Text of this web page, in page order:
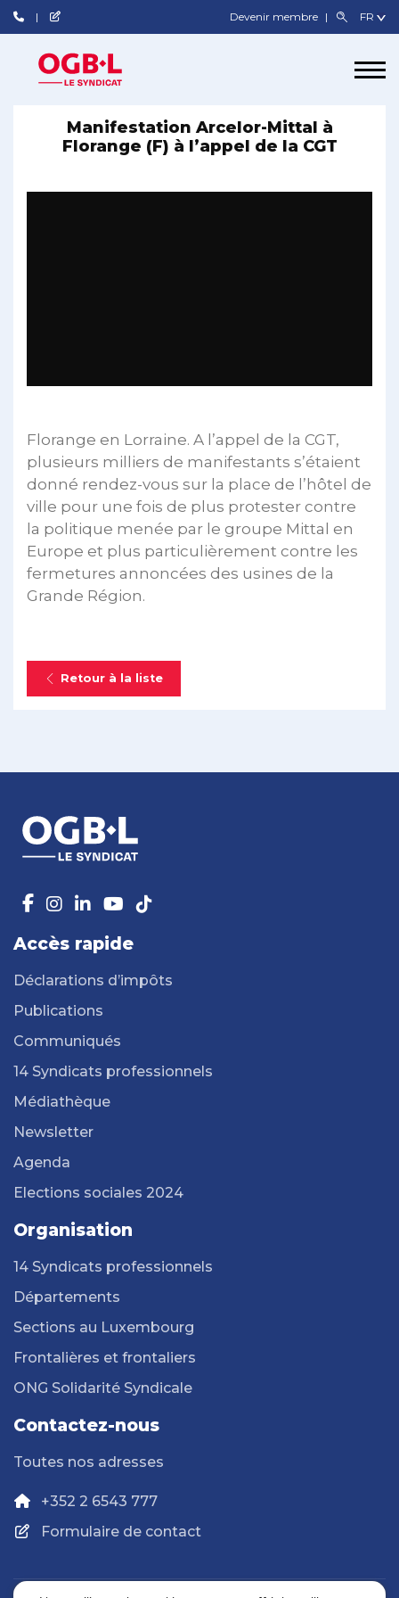
Devenir membre
Manifestation Arcelor-Mittal à
Florange (F) à l’appel de la CGT
Florange en Lorraine. A l’appel de la CGT,
plusieurs milliers de manifestants s’étaient
donné rendez-vous sur la place de l’hôtel de
ville pour une fois de plus protester contre
la politique menée par le groupe Mittal en
Europe et plus particulièrement contre les
fermetures annoncées des usines de la
Grande Région.
Retour à la liste
Accès rapide
Déclarations d’impôts
Publications
Communiqués
14 Syndicats professionnels
Médiathèque
Newsletter
Agenda
Elections sociales 2024
Organisation
14 Syndicats professionnels
Départements
Sections au Luxembourg
Frontalières et frontaliers
ONG Solidarité Syndicale
Contactez-nous
Toutes nos adresses
+352 2 6543 777
Formulaire de contact